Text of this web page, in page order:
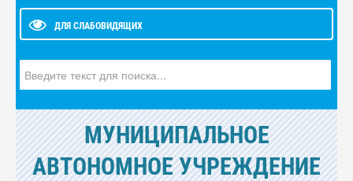
ДЛЯ СЛАБОВИДЯЩИХ
МУНИЦИПАЛЬНОЕ
АВТОНОМНОЕ УЧРЕЖДЕНИЕ